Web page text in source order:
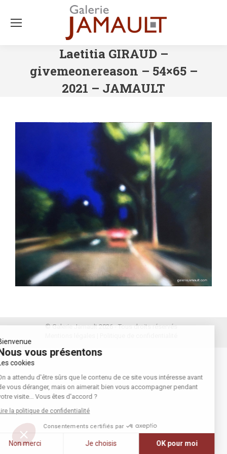
Bienvenue
Nous vous présentons
Les cookies
On a attendu d'être sûrs que le contenu de ce site vous intéresse avant
de vous déranger, mais on aimerait bien vous accompagner pendant
votre visite... Vous êtes d'accord ?
Lire la politique de confidentialité
Consentements certifiés par
Non merci Je choisis OK pour moi
Laetitia GIRAUD –
givemeonereason – 54×65 –
2021 – JAMAULT
© Galerie Jamault 2026 - Tous droits réservés